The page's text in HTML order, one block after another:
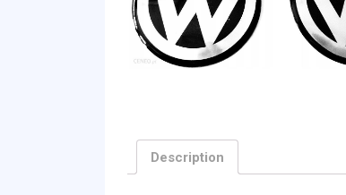
Description